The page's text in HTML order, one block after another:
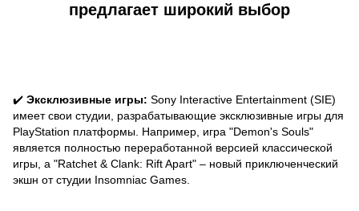
предлагает широкий выбор
✔️ Эксклюзивные игры: Sony Interactive Entertainment (SIE)
имеет свои студии, разрабатывающие эксклюзивные игры для
PlayStation платформы. Например, игра "Demon's Souls"
является полностью переработанной версией классической
игры, а "Ratchet & Clank: Rift Apart" – новый приключенческий
экшн от студии Insomniac Games.